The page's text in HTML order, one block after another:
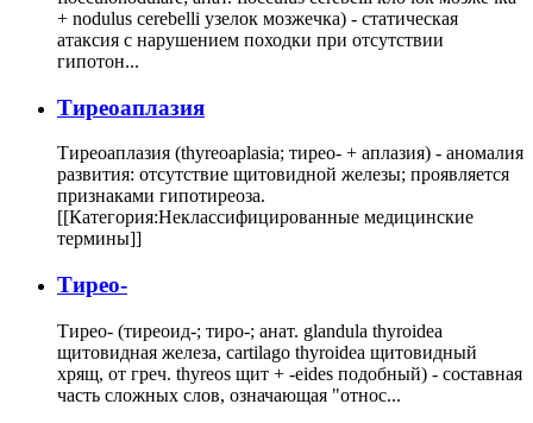
+ nodulus cerebelli узелок мозжечка) - статическая
атаксия с нарушением походки при отсутствии
гипотон...
Тиреоаплазия
Тиреоаплазия (thyreoaplasia; тирео- + аплазия) - аномалия
развития: отсутствие щитовидной железы; проявляется
признаками гипотиреоза.
[[Категория:Неклассифицированные медицинские
термины]]
Тирео-
Тирео- (тиреоид-; тиро-; анат. glandula thyroidea
щитовидная железа, cartilago thyroidea щитовидный
хрящ, от греч. thyreos щит + -eides подобный) - составная
часть сложных слов, означающая "относ...